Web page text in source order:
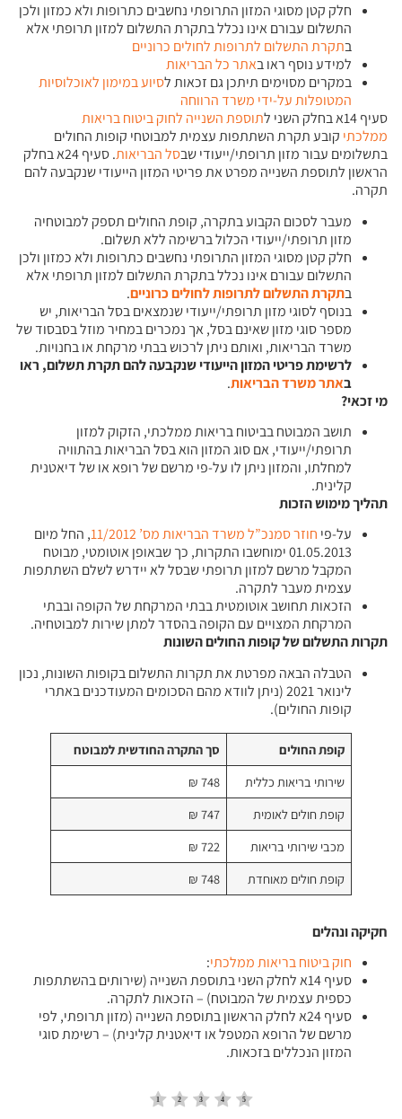
חלק קטן מסוגי המזון התרופתי נחשבים כתרופות ולא כמזון ולכן
התשלום עבורם אינו נכלל בתקרת התשלום למזון תרופתי אלא
בתקרת התשלום לתרופות לחולים כרוניים
למידע נוסף ראו באתר כל הבריאות
במקרים מסוימים תיתכן גם זכאות לסיוע במימון לאוכלוסיות
המטופלות על-ידי משרד הרווחה
סעיף 14א בחלק השני ל
תוספת השנייה לחוק ביטוח בריאות
ממלכתי קובע תקרת השתתפות עצמית למבוטחי קופות החולים
בתשלומים עבור מזון תרופתי/ייעודי שבסל הבריאות
. סעיף 24א בחלק
הראשון לתוספת השנייה מפרט את פריטי המזון הייעודי שנקבעה להם
תקרה.
מעבר לסכום הקבוע בתקרה, קופת החולים תספק למבוטחיה
מזון תרופתי/ייעודי הכלול ברשימה ללא תשלום.
חלק קטן מסוגי המזון התרופתי נחשבים כתרופות ולא כמזון ולכן
התשלום עבורם אינו נכלל בתקרת התשלום למזון תרופתי אלא
בתקרת התשלום לתרופות לחולים כרוניים.
בנוסף לסוגי מזון תרופתי/ייעודי שנמצאים בסל הבריאות, יש
מספר סוגי מזון שאינם בסל, אך נמכרים במחיר מוזל בסבסוד של
משרד הבריאות, ואותם ניתן לרכוש בבתי מרקחת או בחנויות.
לרשימת פריטי המזון הייעודי שנקבעה להם תקרת תשלום, ראו
באתר משרד הבריאות.
מי זכאי?
תושב המבוטח בביטוח בריאות ממלכתי, הזקוק למזון
תרופתי/ייעודי, אם סוג המזון הוא בסל הבריאות בהתוויה
למחלתו, והמזון ניתן לו על-פי מרשם של רופא או של דיאטנית
קלינית.
תהליך מימוש הזכות
על-פי חוזר סמנכ”ל משרד הבריאות מס’ 11/2012
, החל מיום
01.05.2013 ימוחשבו התקרות, כך שבאופן אוטומטי, מבוטח
המקבל מרשם למזון תרופתי שבסל לא יידרש לשלם השתתפות
עצמית מעבר לתקרה.
הזכאות תחושב אוטומטית בבתי המרקחת של הקופה ובבתי
המרקחת המצויים עם הקופה בהסדר למתן שירות למבוטחיה.
תקרות התשלום של קופות החולים השונות
הטבלה הבאה מפרטת את תקרות התשלום בקופות השונות, נכון
לינואר 2021 (ניתן לוודא מהם הסכומים המעודכנים באתרי
קופות החולים).
קופת החולים
סך התקרה החודשית למבוטח
שירותי בריאות כללית
748 ₪
קופת חולים לאומית
747 ₪
מכבי שירותי בריאות
722 ₪
קופת חולים מאוחדת
748 ₪
חקיקה ונהלים
חוק ביטוח בריאות ממלכתי:
סעיף 14א לחלק השני בתוספת השנייה (שירותים בהשתתפות
כספית עצמית של המבוטח) – הזכאות לתקרה.
סעיף 24א לחלק הראשון בתוספת השנייה (מזון תרופתי, לפי
מרשם של הרופא המטפל או דיאטנית קלינית) – רשימת סוגי
המזון הנכללים בזכאות.